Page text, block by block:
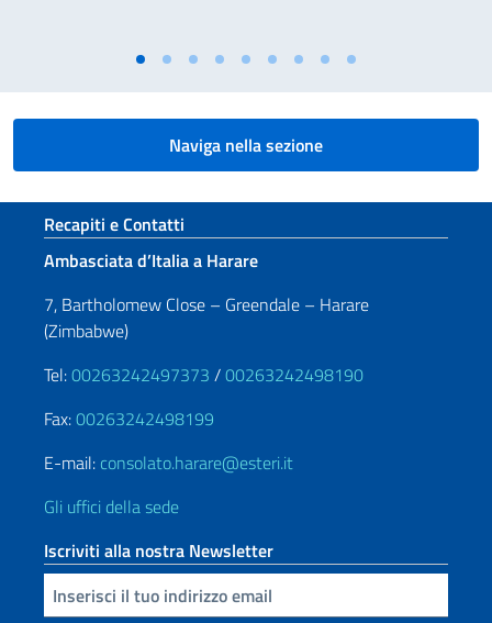
Naviga nella sezione
Sezione footer
Recapiti e Contatti
Ambasciata d’Italia a Harare
7, Bartholomew Close – Greendale – Harare
(Zimbabwe)
Tel:00263242497373 /00263242498190
Fax:00263242498199
E-mail: consolato.harare@esteri.it
Gli uffici della sede
Iscriviti alla nostra Newsletter
Inserisci la tua email